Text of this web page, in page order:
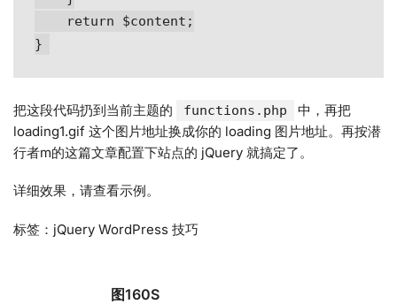
把这段代码扔到当前主题的 functions.php
中，再把
loading1.gif 这个图片地址换成你的 loading 图片地址。再按潜
行者m的这篇文章配置下站点的 jQuery 就搞定了。
详细效果，请查看示例。
标签：jQuery WordPress 技巧
图160S